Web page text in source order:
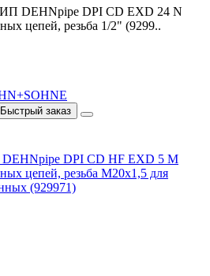
DEHNpipe DPI СD EXD 24 N
цепей, резьба 1/2" (9299..
Быстрый заказ